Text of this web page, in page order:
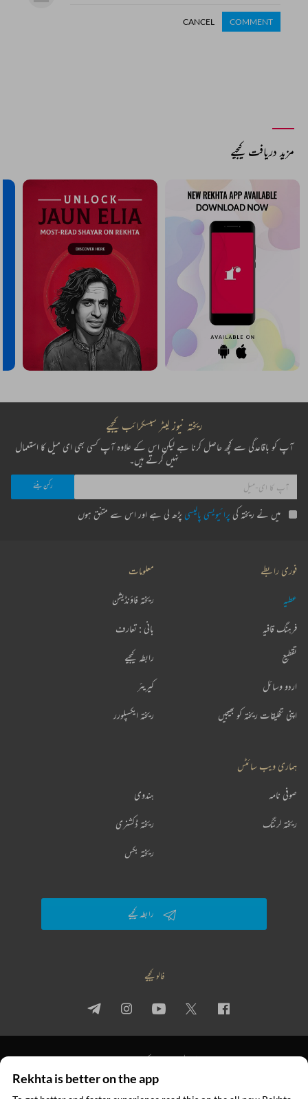
CANCEL COMMENT
مزید دریافت کیجیے
ریختہ نیوز لیٹر سبسکرائب کیجیے
آپ کو باقاعدگی سے کچھ حاصل کرنا ہے لیکن اس کے علاوہ آپ کسی بھی ای میل کا استعمال
نہیں کرتے ہیں۔
میں نے ریختہ کی پرائیویسی پالیسی پڑھ لی ہے اور اس سے متفق ہوں
فوری رابطے
عطیہ
فرہنگ قافیہ
تقطیع
اردو وسائل
اپنی تخلیقات ریختہ کو بھیجیں
معلومات
ریختہ فاؤنڈیشن
بانی : تعارف
رابطہ کیجیے
کیریئر
ریختہ ایکسپلورر
ہماری ویب سائٹس
ہندوی صوفی نامہ
ریختہ ڈکشنری ریختہ لرننگ
ریختہ بکس
رابطہ کیجیے
فالو کیجیے
© 2026 Rekhta™ Foundation. All rights reserved.
Rekhta is better on the app